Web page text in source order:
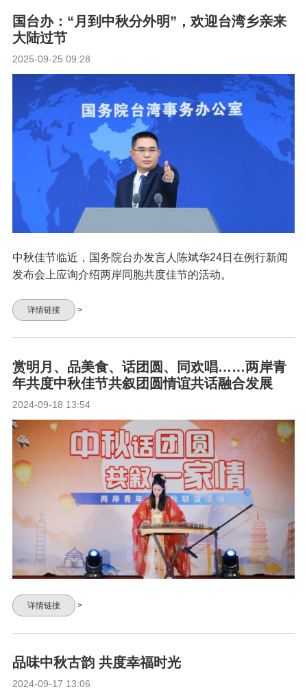
国台办：“月到中秋分外明”，欢迎台湾乡亲来
大陆过节
2025-09-25 09:28
中秋佳节临近，国务院台办发言人陈斌华24日在例行新闻
发布会上应询介绍两岸同胞共度佳节的活动。
详情链接 >
赏明月、品美食、话团圆、同欢唱……两岸青
年共度中秋佳节共叙团圆情谊共话融合发展
2024-09-18 13:54
详情链接 >
品味中秋古韵 共度幸福时光
2024-09-17 13:06